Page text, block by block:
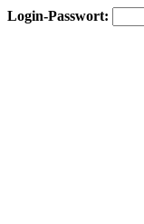
Login-Passwort: